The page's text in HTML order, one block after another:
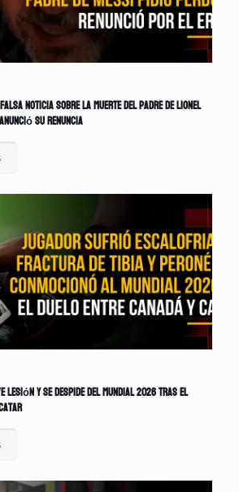
noticia sobre la muerte del padre de Lionel
su renuncia
lesión y se despide del Mundial 2026 tras el